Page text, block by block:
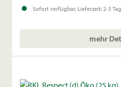
Folgefrucht.
Sofort verfügbar, Lieferzeit: 2-3
mehr